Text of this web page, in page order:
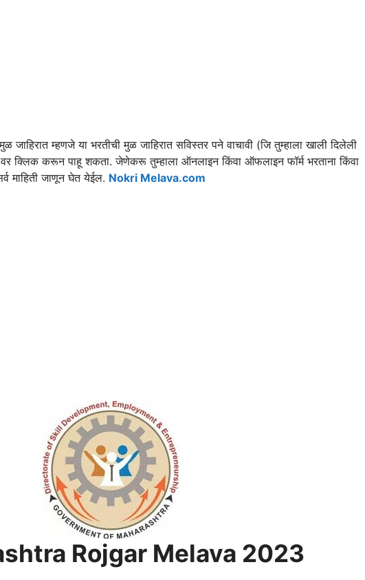
जाहिरात म्हणजे या भरतीची मुळ जाहिरात सविस्तर पने वाचावी (जि तुम्हाला खाली दिलेली
वर क्लिक करून पाहू शकता. जेणेकरू तुम्हाला ऑनलाइन किंवा ऑफलाइन फॉर्म भरताना किंवा
माहिती जाणून घेत येईल. Nokri Melava.com
Rojgar Melava 2023